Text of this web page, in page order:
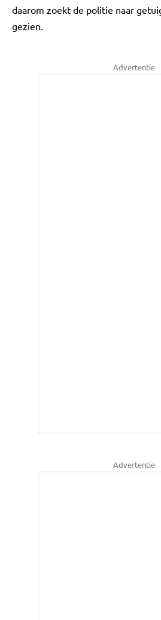
daarom zoekt de politie naar
gezien.
Advertentie
Advertentie